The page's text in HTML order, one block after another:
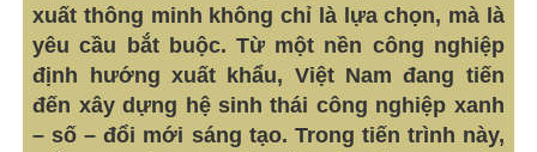
xuất thông minh không chỉ là lựa chọn, mà là
yêu cầu bắt buộc. Từ một nền công nghiệp
định hướng xuất khẩu, Việt Nam đang tiến
đến xây dựng hệ sinh thái công nghiệp xanh
– số – đổi mới sáng tạo. Trong tiến trình này,